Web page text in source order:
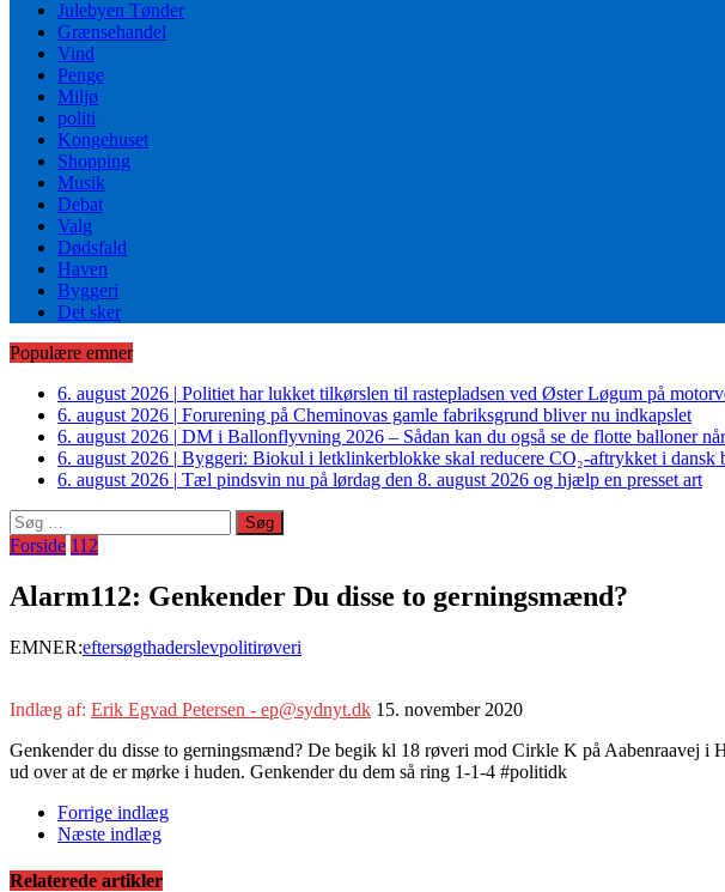
Julebyen Tønder
Grænsehandel
Vind
Penge
Miljø
politi
Kongehuset
Shopping
Musik
Debat
Valg
Dødsfald
Haven
Byggeri
Det sker
Populære emner
6. august 2026 | Politiet har lukket tilkørslen til rastepladsen ved Øster Løgum på
6. august 2026 | Forurening på Cheminovas gamle fabriksgrund bliver nu indkapslet
6. august 2026 | DM i Ballonflyvning 2026 – Sådan kan du også se de flotte balloner
6. august 2026 | Byggeri: Biokul i letklinkerblokke skal reducere CO₂-aftrykket i dansk
6. august 2026 | Tæl pindsvin nu på lørdag den 8. august 2026 og hjælp en presset art
Søg
efter:
Forside 112
Alarm112: Genkender Du disse to gerningsmænd?
EMNER:eftersøgthaderslevpolitirøveri
Indlæg af: Erik Egvad Petersen - ep@sydnyt.dk 15. november 2020
Genkender du disse to gerningsmænd? De begik kl 18 røveri mod Cirkle K på Aabenraavej i
ud over at de er mørke i huden. Genkender du dem så ring 1-1-4 #politidk
Forrige indlæg
Næste indlæg
Relaterede artikler